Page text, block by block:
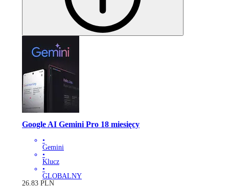
Google AI Gemini Pro 18 miesięcy
•
Gemini
•
Klucz
•
GLOBALNY
26.83 PLN